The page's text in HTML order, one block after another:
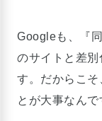
Googleも、『
のサイトと差別
す。だからこそ
とが大事なんで